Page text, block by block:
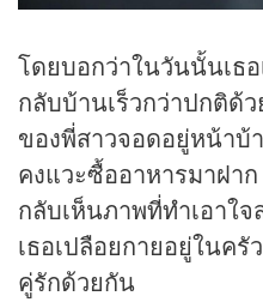
โดยบอกว่าในวันนั้นเธ
กลับบ้านเร็วกว่าปกติด้
ของพี่สาวจอดอยู่หน้าบ้
คงแวะซื้ออาหารมาฝา
กลับเห็นภาพที่ทำเอาใ
เธอเปลือยกายอยู่ในค
คู่รักด้วยกัน